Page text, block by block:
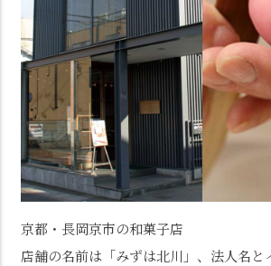
京都・長岡京市の和菓子店
店舗の名前は「みずは北川」、法人名と